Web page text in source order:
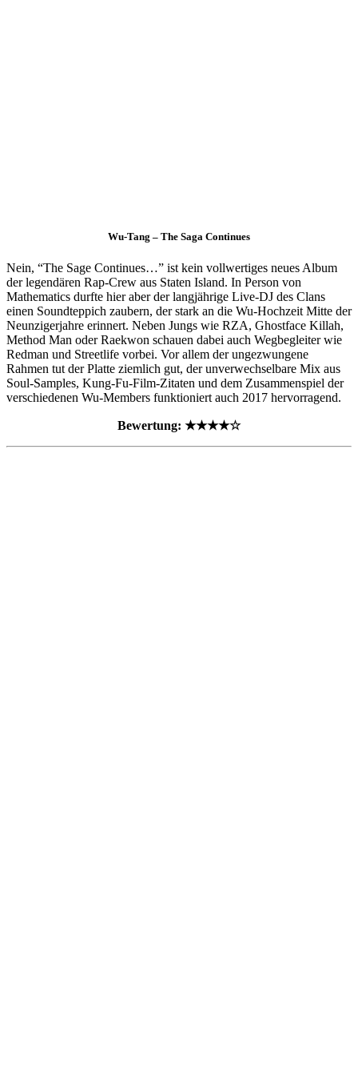
Wu-Tang – The Saga Continues
Nein, “The Sage Continues…” ist kein vollwertiges neues Album
der legendären Rap-Crew aus Staten Island. In Person von
Mathematics durfte hier aber der langjährige Live-DJ des Clans
einen Soundteppich zaubern, der stark an die Wu-Hochzeit Mitte der
Neunzigerjahre erinnert. Neben Jungs wie RZA, Ghostface Killah,
Method Man oder Raekwon schauen dabei auch Wegbegleiter wie
Redman und Streetlife vorbei. Vor allem der ungezwungene
Rahmen tut der Platte ziemlich gut, der unverwechselbare Mix aus
Soul-Samples, Kung-Fu-Film-Zitaten und dem Zusammenspiel der
verschiedenen Wu-Members funktioniert auch 2017 hervorragend.
Bewertung: ★★★★☆